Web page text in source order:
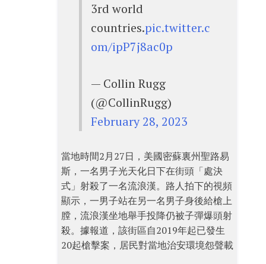
3rd world
countries.pic.twitter.c
om/ipP7j8ac0p
— Collin Rugg
(@CollinRugg)
February 28, 2023
當地時間2月27日，美國密蘇裏州聖路易
斯，一名男子光天化日下在街頭「處決
式」射殺了一名流浪漢。路人拍下的視頻
顯示，一男子站在另一名男子身後給槍上
膛，流浪漢坐地舉手投降仍被子彈爆頭射
殺。據報道，該街區自2019年起已發生
20起槍擊案，居民對當地治安環境怨聲載